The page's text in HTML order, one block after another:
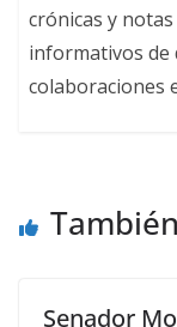
crónicas y
informativos de
colaboraciones
Senador